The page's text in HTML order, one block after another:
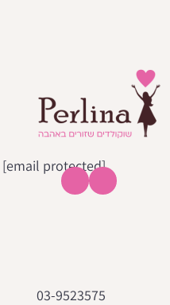
[email protected]
03-9523575